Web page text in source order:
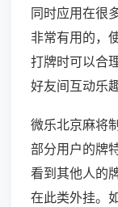
同时应用在很
非常有用的，
打牌时可以合
好友间互动乐趣
微乐北京麻将
部分用户的牌
看到其他人的
在此类外挂。